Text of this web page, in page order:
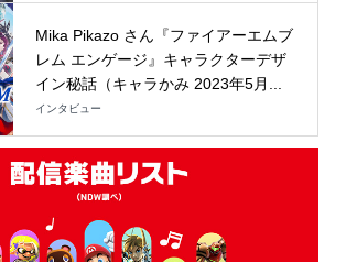
Mika Pikazo さん『ファイアーエムブ
レム エンゲージ』キャラクターデザ
イン秘話（キャラかみ 2023年5月...
インタビュー